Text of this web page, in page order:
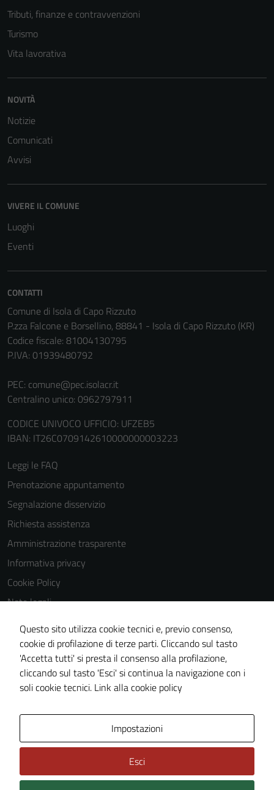
Tributi, finanze e contravvenzioni
Turismo
Vita lavorativa
NOVITÀ
Notizie
Comunicati
Avvisi
VIVERE IL COMUNE
Luoghi
Eventi
CONTATTI
Comune di Isola di Capo Rizzuto
P.zza Falcone e Borsellino, 88841 - Isola di Capo Rizzuto (KR)
Codice fiscale: 81004130795
P.IVA: 01939480792
PEC: comune@pec.isolacr.it
Centralino unico: 0962797911
CODICE UNIVOCO UFFICIO: UFZEB5
IBAN: IT26C0709142610000000003223
Leggi le FAQ
Prenotazione appuntamento
Segnalazione disservizio
Richiesta assistenza
Amministrazione trasparente
Informativa privacy
Cookie Policy
Note legali
Obiettivi di accessibilità
Dichiarazione di accessibilità
Piano di miglioramento del sito
Whistleblowing
Media policy
Questo sito utilizza cookie tecnici e, previo consenso,
cookie di profilazione di terze parti. Cliccando sul tasto
'Accetta tutti' si presta il consenso alla profilazione,
cliccando sul tasto 'Esci' si continua la navigazione con i
soli cookie tecnici. Link alla cookie policy
Impostazioni
Esci
sono necessari
Terze parti
Questi cookie
sono
impostati da
una serie di
(si veda la
Cookie policy
estesa per i
possono